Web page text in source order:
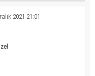
2021 21:01